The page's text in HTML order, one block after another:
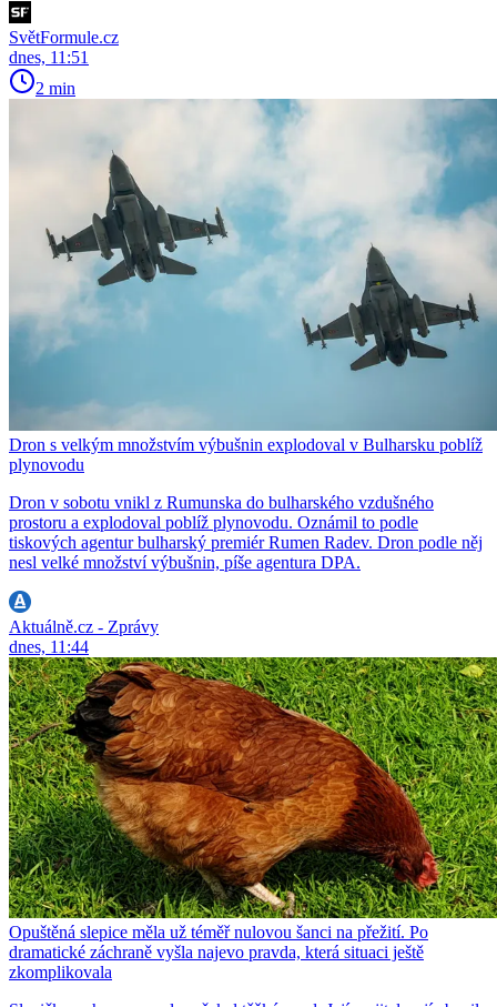
SvětFormule.cz
dnes, 11:51
2 min
Dron s velkým množstvím výbušnin explodoval v Bulharsku poblíž
plynovodu
Dron v sobotu vnikl z Rumunska do bulharského vzdušného
prostoru a explodoval poblíž plynovodu. Oznámil to podle
tiskových agentur bulharský premiér Rumen Radev. Dron podle něj
nesl velké množství výbušnin, píše agentura DPA.
Aktuálně.cz - Zprávy
dnes, 11:44
Opuštěná slepice měla už téměř nulovou šanci na přežití. Po
dramatické záchraně vyšla najevo pravda, která situaci ještě
zkomplikovala